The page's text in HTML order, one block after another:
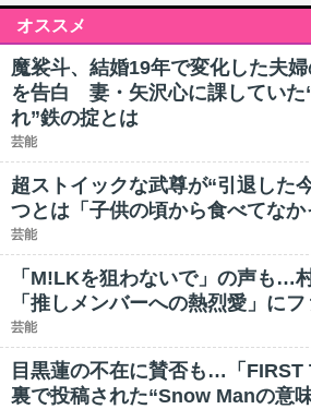
オススメ
魔裟斗、結婚19年で変化した夫
を告白 妻・矢沢心に課していた
れ”鉄の掟とは
芸能
超ストイックな武尊が“引退した
つとは「子供の頃から食べてなか
芸能
「M!LKを狙わないで」の声も…
「推しメンバーへの熱烈愛」に
芸能
目黒蓮の不在に賛否も…「FIRST
裏で投稿された“Snow Manの意